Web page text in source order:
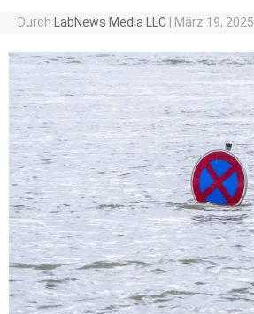
Durch LabNews Media LLC März 19, 2025